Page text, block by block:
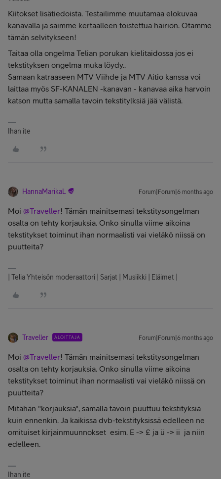
Kiitokset lisätiedoista. Testailimme muutamaa elokuvaa
kanavalla ja saimme kertaalleen toistettua häiriön. Otamme
tämän selvitykseen!
Taitaa olla ongelma Telian porukan kielitaidossa jos ei
tekstityksen ongelma muka löydy..
Samaan katraaseen MTV Viihde ja MTV Aitio kanssa voi
laittaa myös SF-KANALEN -kanavan - kanavaa aika harvoin
katson mutta samalla tavoin tekstitylksiä jää välistä.
Ihan ite
HannaMarikaL Forum|Forum|6 months ago
Moi ​ @Traveller! Tämän mainitsemasi tekstitysongelman
osalta on tehty korjauksia. Onko sinulla viime aikoina
tekstitykset toiminut ihan normaalisti vai vieläkö niissä on
puutteita?
| Telia Yhteisön moderaattori | Sarjat | Musiikki | Eläimet |
Traveller ALOITTAJA Forum|Forum|6 months ago
Moi ​ @Traveller! Tämän mainitsemasi tekstitysongelman
osalta on tehty korjauksia. Onko sinulla viime aikoina
tekstitykset toiminut ihan normaalisti vai vieläkö niissä on
puutteita?
Mitähän "korjauksia", samalla tavoin puuttuu tekstityksiä
kuin ennenkin. Ja kaikissa dvb-tekstityksissä edelleen ne
omituiset kirjainmuunnokset esim. E -> £ ja ü -> ii ja niin
edelleen.
Ihan ite